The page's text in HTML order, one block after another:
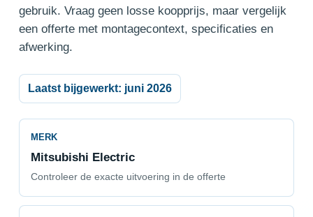
gebruik. Vraag geen losse koopprijs, maar vergelijk
een offerte met montagecontext, specificaties en
afwerking.
Laatst bijgewerkt: juni 2026
MERK
Mitsubishi Electric
Controleer de exacte uitvoering in de offerte